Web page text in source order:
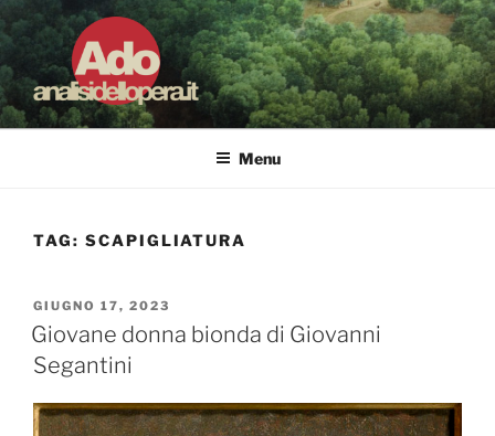
Salta
al
contenuto
ADO ANALISI DELL'OPERA
Osservare le opere d'arte per capirle e imparare ad amarle
Menu
TAG: SCAPIGLIATURA
PUBBLICATO
IL
GIUGNO 17, 2023
Giovane donna bionda di Giovanni
Segantini